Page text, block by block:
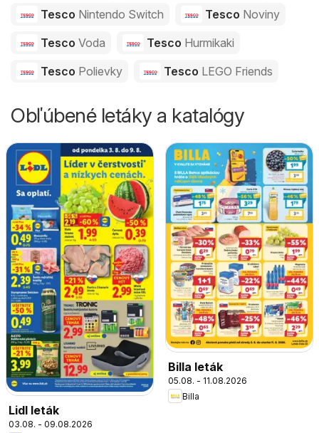
Tesco Nintendo Switch Tesco Noviny
Tesco Voda Tesco Hurmikaki
Tesco Polievky Tesco LEGO Friends
Obľúbené letáky a katalógy
Lidl leták
03.08. - 09.08.2026
Billa leták
05.08. - 11.08.2026
Billa